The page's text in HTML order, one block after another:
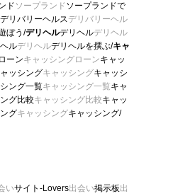
ドソープランド ソープランドで
デリバリーヘルスデリバリーヘル
ぼう/デリヘルデリヘルデリヘル
ルデリヘルデリヘルを撰ぶ/キャ
ーンキャッシングローンキャッ
ッシングキャッシングキャッシ
ング一覧キャッシング一覧キャ
グ比較キャッシング比較キャッ
グキャッシングキャッシング/
いサイト-Lovers出会い掲示板出